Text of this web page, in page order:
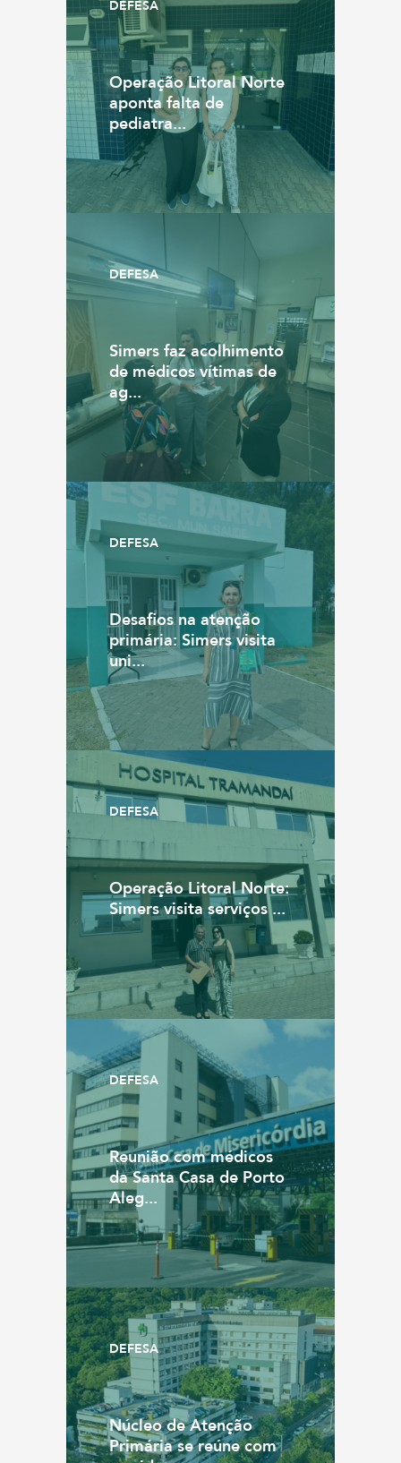
DEFESA
Operação Litoral Norte
aponta falta de
pediatra...
DEFESA
Simers faz acolhimento
de médicos vítimas de
ag...
DEFESA
Desafios na atenção
primária: Simers visita
uni...
DEFESA
Operação Litoral Norte:
Simers visita serviços ...
DEFESA
Reunião com médicos
da Santa Casa de Porto
Aleg...
DEFESA
Núcleo de Atenção
Primária se reúne com